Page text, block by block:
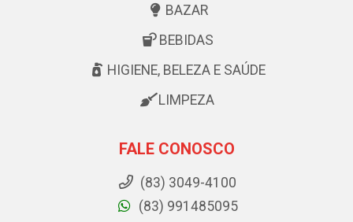
BAZAR
BEBIDAS
HIGIENE, BELEZA E SAÚDE
LIMPEZA
FALE CONOSCO
(83) 3049-4100
(83) 991485095